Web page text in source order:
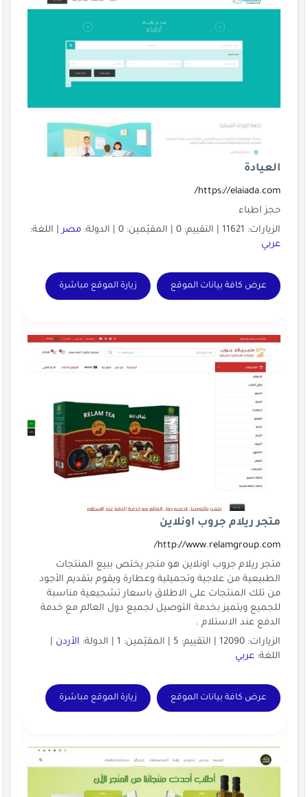
العيادة
https://elaiada.com/
حجز اطباء
الزيارات: 11621 | التقييم: 0 | المقيّمين: 0 | الدولة:
مصر| اللغة:
عربي
عرض كافة بيانات الموقع زيارة الموقع مباشرة
متجر ريلام جروب اونلاين
http://www.relamgroup.com/
متجر ريلام جروب اونلاين هو متجر يختص ببيع المنتجات
الطبيعية من علاجية وتجميلية وعطارة ويقوم بتقديم الأجود
من تلك المنتجات على الاطلاق باسعار تشجيعية مناسبة
للجميع ويتميز بخدمة التوصيل لجميع دول العالم مع خدمة
الدفع عند الاستلام .
الزيارات: 12090 | التقييم: 5 | المقيّمين: 1 | الدولة:
الأردن|
اللغة: عربي
عرض كافة بيانات الموقع زيارة الموقع مباشرة